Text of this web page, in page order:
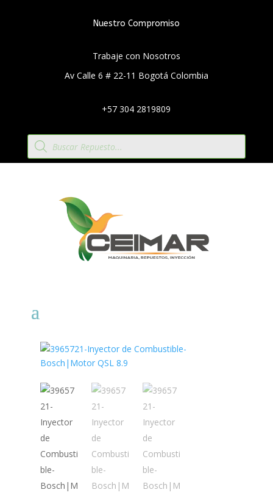
Nuestro Compromiso
Trabaje con Nosotros
Av Calle 6 # 22-11 Bogotá Colombia
+57 304 2819809
Búsqueda
de
productos